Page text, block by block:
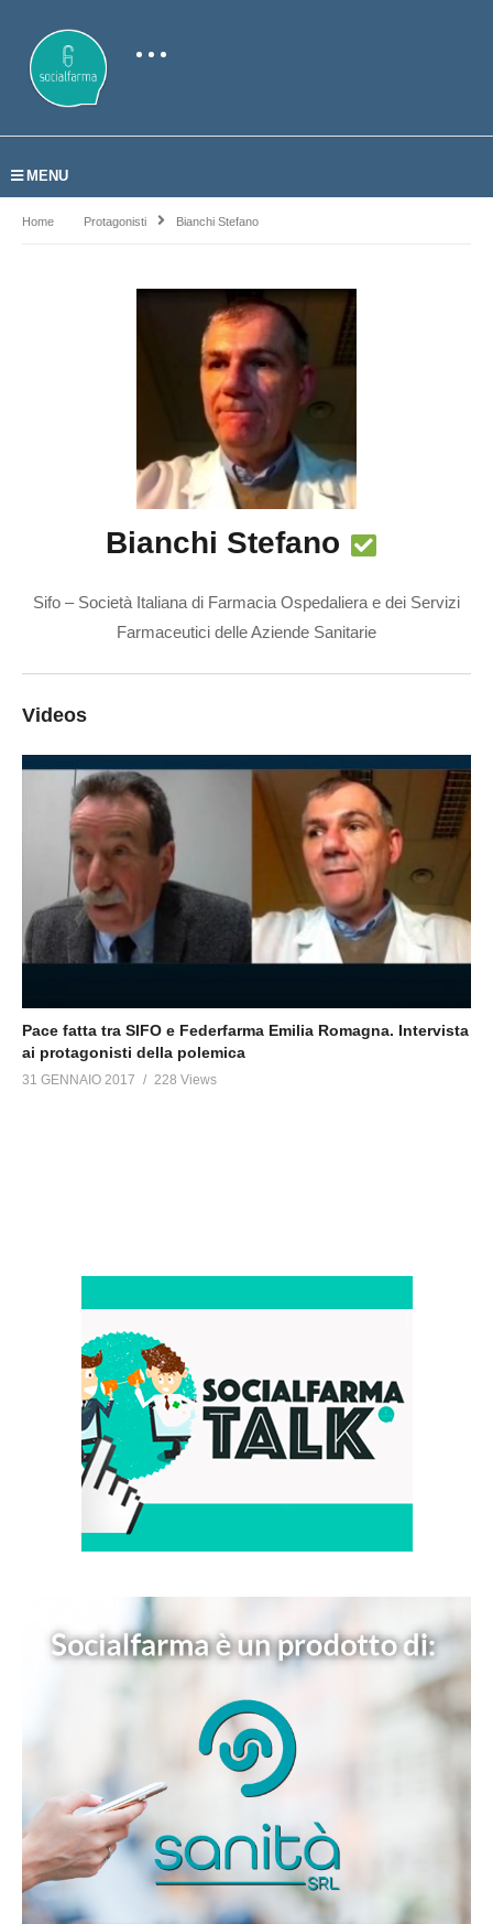
MENU
Home Protagonisti Bianchi Stefano
Bianchi Stefano
Sifo – Società Italiana di Farmacia Ospedaliera e dei Servizi
Farmaceutici delle Aziende Sanitarie
Videos
Pace fatta tra SIFO e Federfarma Emilia Romagna. Intervista
ai protagonisti della polemica
31 GENNAIO 2017 228 Views